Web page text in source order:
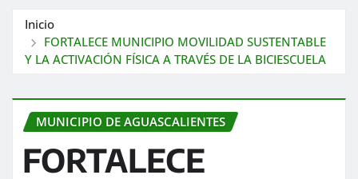
Inicio
FORTALECE MUNICIPIO MOVILIDAD SUSTENTABLE
Y LA ACTIVACIÓN FÍSICA A TRAVÉS DE LA BICIESCUELA
MUNICIPIO DE AGUASCALIENTES
FORTALECE